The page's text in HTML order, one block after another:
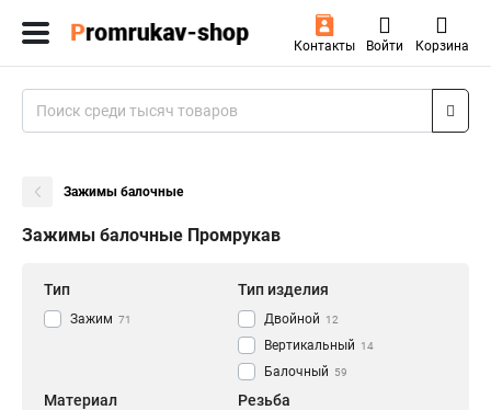
Контакты Войти Корзина
Зажимы балочные
Зажимы балочные Промрукав
Тип
Зажим 71
Тип изделия
Двойной 12
Вертикальный 14
Балочный 59
Материал Резьба